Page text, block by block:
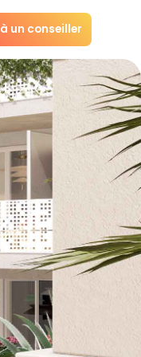
un conseiller